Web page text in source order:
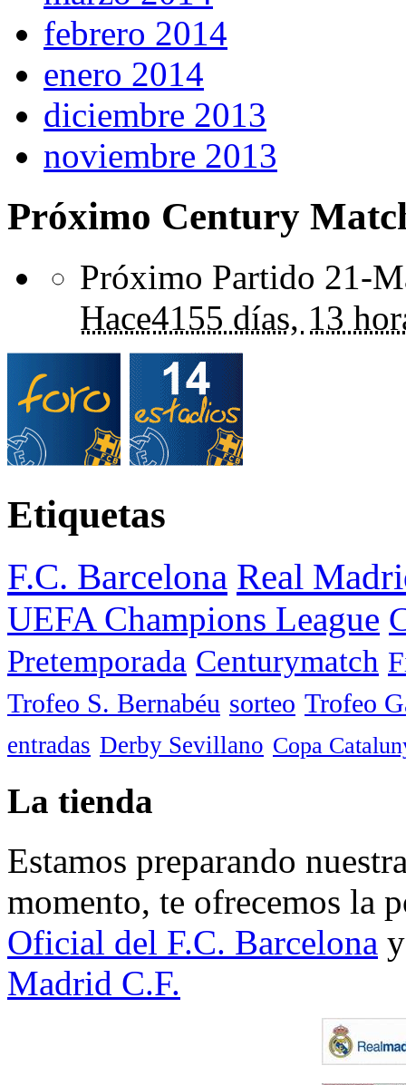
febrero 2014
enero 2014
diciembre 2013
noviembre 2013
Próximo Century
Próximo Partido 21-
Hace4155 días, 13
Etiquetas
F.C. Barcelona Real
UEFA Champions League
Pretemporada Centurymatch
Trofeo S. Bernabéu sorteo Trofeo
entradas Derby Sevillano Copa
La tienda
Estamos preparando
momento, te ofrecemos la
Oficial del F.C. Barcelona
Madrid C.F.